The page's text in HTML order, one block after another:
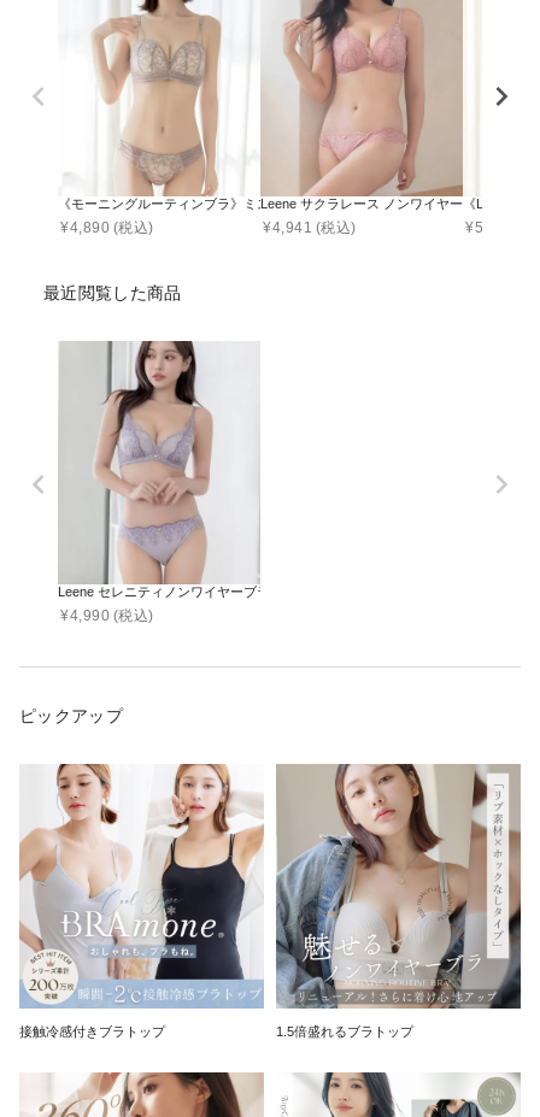
《モーニングルーティンブラ》ミスティフルールブラ&ショーツ
¥4,890 (税込)
Leene サクラレース ノンワイヤーブラ＆ショ
¥4,941 (税込)
《Leene》
¥5,490
最近閲覧した商品
Leene セレニティノンワイヤーブラ&ショーツ
¥4,990 (税込)
ピックアップ
接触冷感付きブラトップ 1.5倍盛れるブラトップ